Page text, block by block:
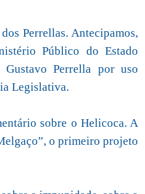
Perrellas. Antecipamos,
Público do Estado
Perrella por uso
Legislativa.
sobre o Helicoca. A
o primeiro projeto